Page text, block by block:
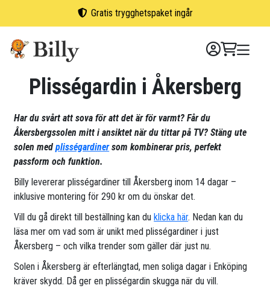
Gratis trygghetspaket ingår
Plisségardin i Åkersberg
Har du svårt att sova för att det är för varmt? Får du
Åkersbergssolen mitt i ansiktet när du tittar på TV? Stäng ute
solen medplisségardinersom kombinerar pris, perfekt
passform och funktion.
Billy levererar plisségardiner till Åkersberg inom 14 dagar –
inklusive montering för 290 kr om du önskar det.
Vill du gå direkt till beställning kan duklicka här. Nedan kan du
läsa mer om vad som är unikt med plisségardiner i just
Åkersberg – och vilka trender som gäller där just nu.
Solen i Åkersberg är efterlängtad, men soliga dagar i Enköping
kräver skydd. Då ger en plisségardin skugga när du vill.